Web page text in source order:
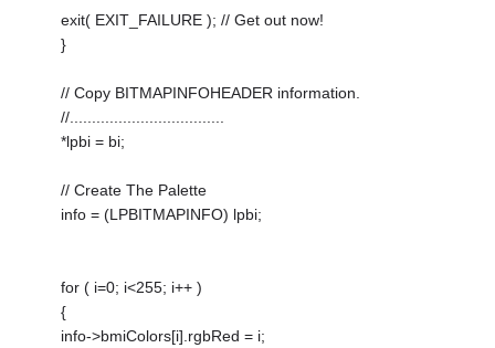
exit( EXIT_FAILURE ); // Get out now!
}
// Copy BITMAPINFOHEADER information.
//...................................
*lpbi = bi;
// Create The Palette
info = (LPBITMAPINFO) lpbi;
for ( i=0; i<255; i++ )
{
info->bmiColors[i].rgbRed = i;